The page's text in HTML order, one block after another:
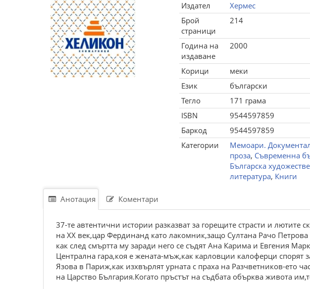
Издател
Хермес
Брой
страници
214
Година на
издаване
2000
Корици
меки
Език
български
Тегло
171 грама
ISBN
9544597859
Баркод
9544597859
Категории
Мемоари.
проза, Съвременна
Българска
литература, Книги
Анотация Коментари
37-те автентични истории разказват за горещите страсти и лютите
на XX век,цар Фердинанд като лакомник,защо Султана Рачо
как след смъртта му заради него се съдят Ана Карима и Евгения
Централна гара,коя е жената-мъж,как карловции калоферци
Язова в Париж,как изхвърлят урната с праха на Разчветников-ето
на Царство България.Когато пръстът на съдбата обърква живота